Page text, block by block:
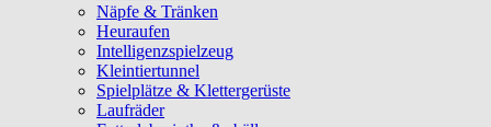
Näpfe & Tränken
Heuraufen
Intelligenzspielzeug
Kleintiertunnel
Spielplätze & Klettergerüste
Laufräder